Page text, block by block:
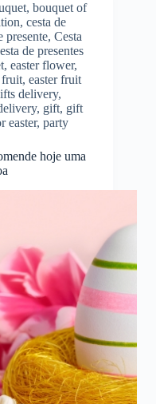
, bouquet of
, cesta de
presente, Cesta
de presentes
, easter flower,
fruit, easter fruit
delivery,
, gift, gift
easter, party
hoje uma